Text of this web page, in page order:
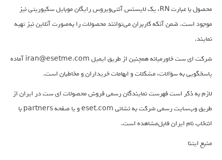
محصول با عبارت RN، یک لایسنس آنتی‌ویروس رایگان موبایل سکیوریتی نیز
موجود است. ضمن آنکه کاربران می‌توانند محصولات را به‌صورت آنلاین نیز تهیه
نمایند.
شرکت ای ست خاورمیانه همچنین از طریق ایمیل iran@esetme.com آماده
پاسخگویی به سؤالات، مشکلات و ابهامات خریداران و مخاطبان است.
لازم به ذکر است فهرست نمایندگان رسمی فروش محصولات ای ست در ایران از
طریق وب‌سایت رسمی شرکت به نشانی eset.com و یا صفحه partners با
انتخاب نام ایران قابل‌مشاهده است.
منبع ایتنا